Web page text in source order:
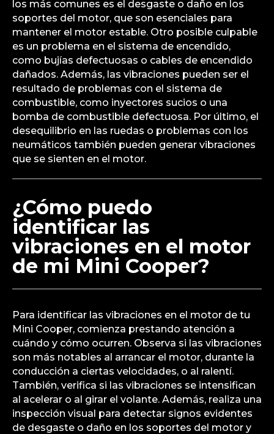
los más comunes es el desgaste o daño en los
soportes del motor, que son esenciales para
mantener el motor estable. Otro posible culpable
es un problema en el sistema de encendido,
como bujías defectuosas o cables de encendido
dañados. Además, las vibraciones pueden ser el
resultado de problemas con el sistema de
combustible, como inyectores sucios o una
bomba de combustible defectuosa. Por último, el
desequilibrio en las ruedas o problemas con los
neumáticos también pueden generar vibraciones
que se sienten en el motor.
¿Cómo puedo
identificar las
vibraciones en el motor
de mi Mini Cooper?
Para identificar las vibraciones en el motor de tu
Mini Cooper, comienza prestando atención a
cuándo y cómo ocurren. Observa si las vibraciones
son más notables al arrancar el motor, durante la
conducción a ciertas velocidades, o al ralentí.
También, verifica si las vibraciones se intensifican
al acelerar o al girar el volante. Además, realiza una
inspección visual para detectar signos evidentes
de desgaste o daño en los soportes del motor y